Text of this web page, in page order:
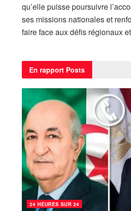
qu’elle puisse poursuivre
ses missions nationales et
faire face aux défis régionaux
En rapport Posts
24 HEURES SUR 24